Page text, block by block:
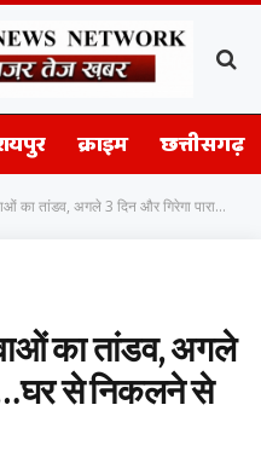
क्राइम छत्तीसगढ़
अगले 3 दिन और गिरेगा पारा…घर से निकलने से पहले पढ़ें ये अपडेट
का तांडव, अगले
से निकलने से